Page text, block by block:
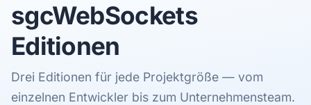
sgcWebSockets
Editionen
Drei Editionen für jede Projektgröße — vom
einzelnen Entwickler bis zum Unternehmensteam.